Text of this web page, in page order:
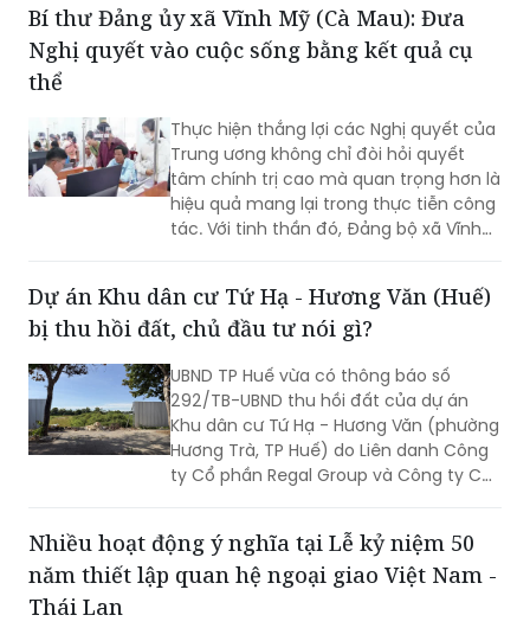
giải phóng mặt bằng vẫn là "nút thắt"
cần sớm tháo gỡ để bảo đảm tiến độ
Bí thư Đảng ủy xã Vĩnh Mỹ (Cà Mau): Đưa
Nghị quyết vào cuộc sống bằng kết quả cụ
thể
Thực hiện thắng lợi các Nghị quyết của
Trung ương không chỉ đòi hỏi quyết
tâm chính trị cao mà quan trọng hơn là
hiệu quả mang lại trong thực tiễn công
tác. Với tinh thần đó, Đảng bộ xã Vĩnh
đội ngũ cán bộ đủ phẩm chất, năng
lực, trách nhiệm, đưa các chủ trương
chuyển biến rõ nét trong phát triển kinh
tế - xã hội và nâng cao đời sống Nhân
dân.
Dự án Khu dân cư Tứ Hạ - Hương Văn (Huế)
bị thu hồi đất, chủ đầu tư nói gì?
UBND TP Huế vừa có thông báo số
292/TB-UBND thu hồi đất của dự án
Khu dân cư Tứ Hạ - Hương Văn (phường
Hương Trà, TP Huế) do Liên danh Công
ty Cổ phần Regal Group và Công ty Cổ
Nhiều hoạt động ý nghĩa tại Lễ kỷ niệm 50
năm thiết lập quan hệ ngoại giao Việt Nam -
Thái Lan